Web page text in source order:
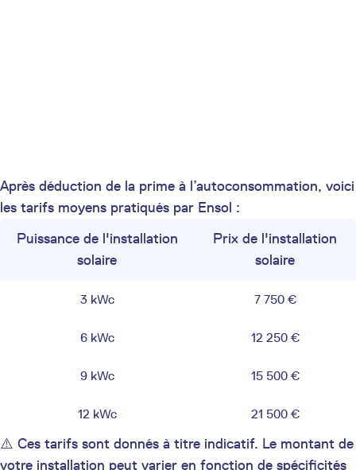
Après déduction de la prime à l’autoconsommation, voici
les tarifs moyens pratiqués par Ensol :
Puissance de l'installation
solaire
Prix de l'installation
solaire
3 kWc 7 750 €
6 kWc 12 250 €
9 kWc 15 500 €
12 kWc 21 500 €
⚠️ Ces tarifs sont donnés à titre indicatif. Le montant de
votre installation peut varier en fonction de spécificités